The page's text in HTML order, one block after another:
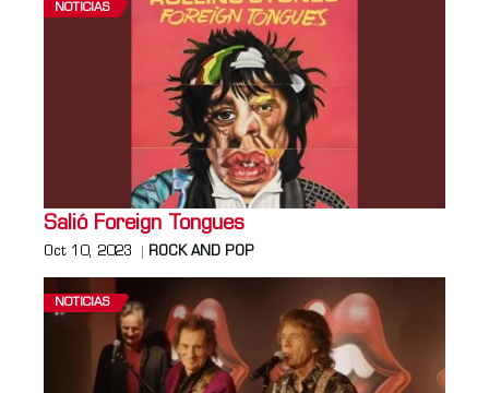
NOTICIAS
Salió Foreign Tongues
Oct 10, 2023 ROCK AND POP
NOTICIAS